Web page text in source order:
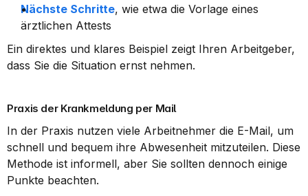
Nächste Schritte, wie etwa die Vorlage eines
ärztlichen Attests
Ein direktes und klares Beispiel zeigt Ihren Arbeitgeber,
dass Sie die Situation ernst nehmen.
Praxis der Krankmeldung per Mail
In der Praxis nutzen viele Arbeitnehmer die E-Mail, um
schnell und bequem ihre Abwesenheit mitzuteilen. Diese
Methode ist informell, aber Sie sollten dennoch einige
Punkte beachten.